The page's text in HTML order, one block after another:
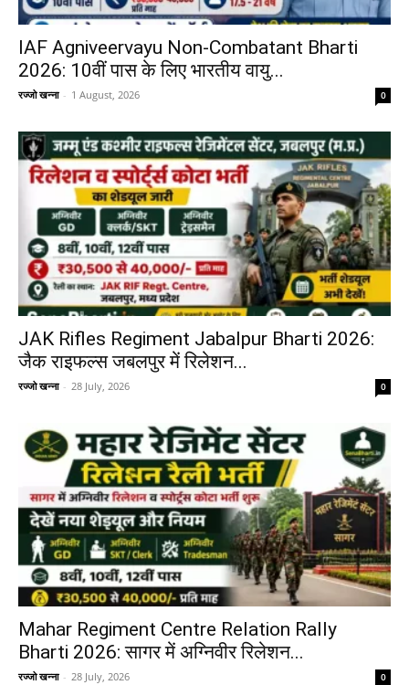
IAF Agniveervayu Non-Combatant Bharti
2026: 10वीं पास के लिए भारतीय वायु...
रज्जो खन्ना - 1 August, 2026 0
JAK Rifles Regiment Jabalpur Bharti 2026:
जैक राइफल्स जबलपुर में रिलेशन...
रज्जो खन्ना - 28 July, 2026 0
Mahar Regiment Centre Relation Rally
Bharti 2026: सागर में अग्निवीर रिलेशन...
रज्जो खन्ना - 28 July, 2026 0